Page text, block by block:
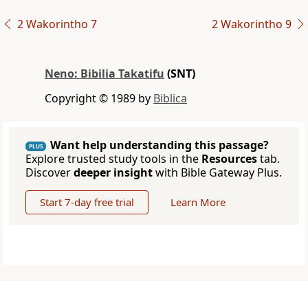
2 Wakorintho 7 2 Wakorintho 9
Neno: Bibilia Takatifu (SNT)
Copyright © 1989 by Biblica
PLUS
Want help understanding this passage?
Explore trusted study tools in the Resourcestab.
Discoverdeeper insightwith Bible Gateway Plus.
Start 7-day free trial Learn More